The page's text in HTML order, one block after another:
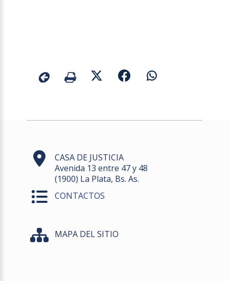
CASA DE JUSTICIA
Avenida 13 entre 47 y 48
(1900) La Plata, Bs. As.
CONTACTOS
MAPA DEL SITIO